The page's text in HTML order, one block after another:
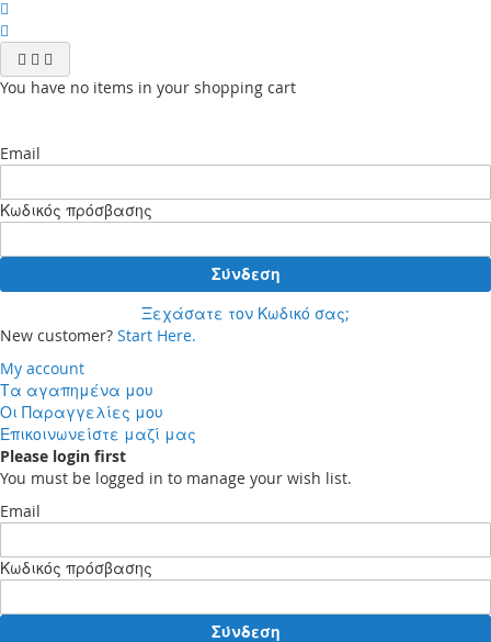
You have no items in your shopping cart
Email
Κωδικός πρόσβασης
Σύνδεση
Ξεχάσατε τον Κωδικό σας;
New customer? Start Here.
My account
Τα αγαπημένα μου
Οι Παραγγελίες μου
Επικοινωνείστε μαζί μας
Please login first
You must be logged in to manage your wish list.
Email
Κωδικός πρόσβασης
Σύνδεση